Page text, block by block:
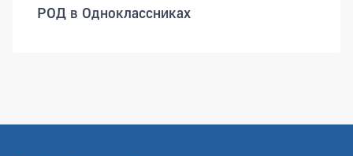
РОД в Одноклассниках